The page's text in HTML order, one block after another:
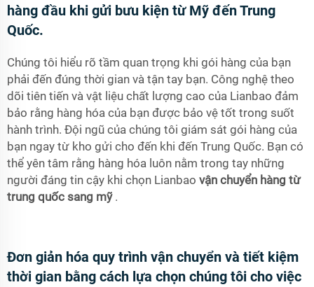
hàng đầu khi gửi bưu kiện từ Mỹ đến Trung
Quốc.
Chúng tôi hiểu rõ tầm quan trọng khi gói hàng của bạn
phải đến đúng thời gian và tận tay bạn. Công nghệ theo
dõi tiên tiến và vật liệu chất lượng cao của Lianbao đảm
bảo rằng hàng hóa của bạn được bảo vệ tốt trong suốt
hành trình. Đội ngũ của chúng tôi giám sát gói hàng của
bạn ngay từ kho gửi cho đến khi đến Trung Quốc. Bạn có
thể yên tâm rằng hàng hóa luôn nằm trong tay những
người đáng tin cậy khi chọn Lianbao vận chuyển hàng từ
trung quốc sang mỹ .
Đơn giản hóa quy trình vận chuyển và tiết kiệm
thời gian bằng cách lựa chọn chúng tôi cho việc